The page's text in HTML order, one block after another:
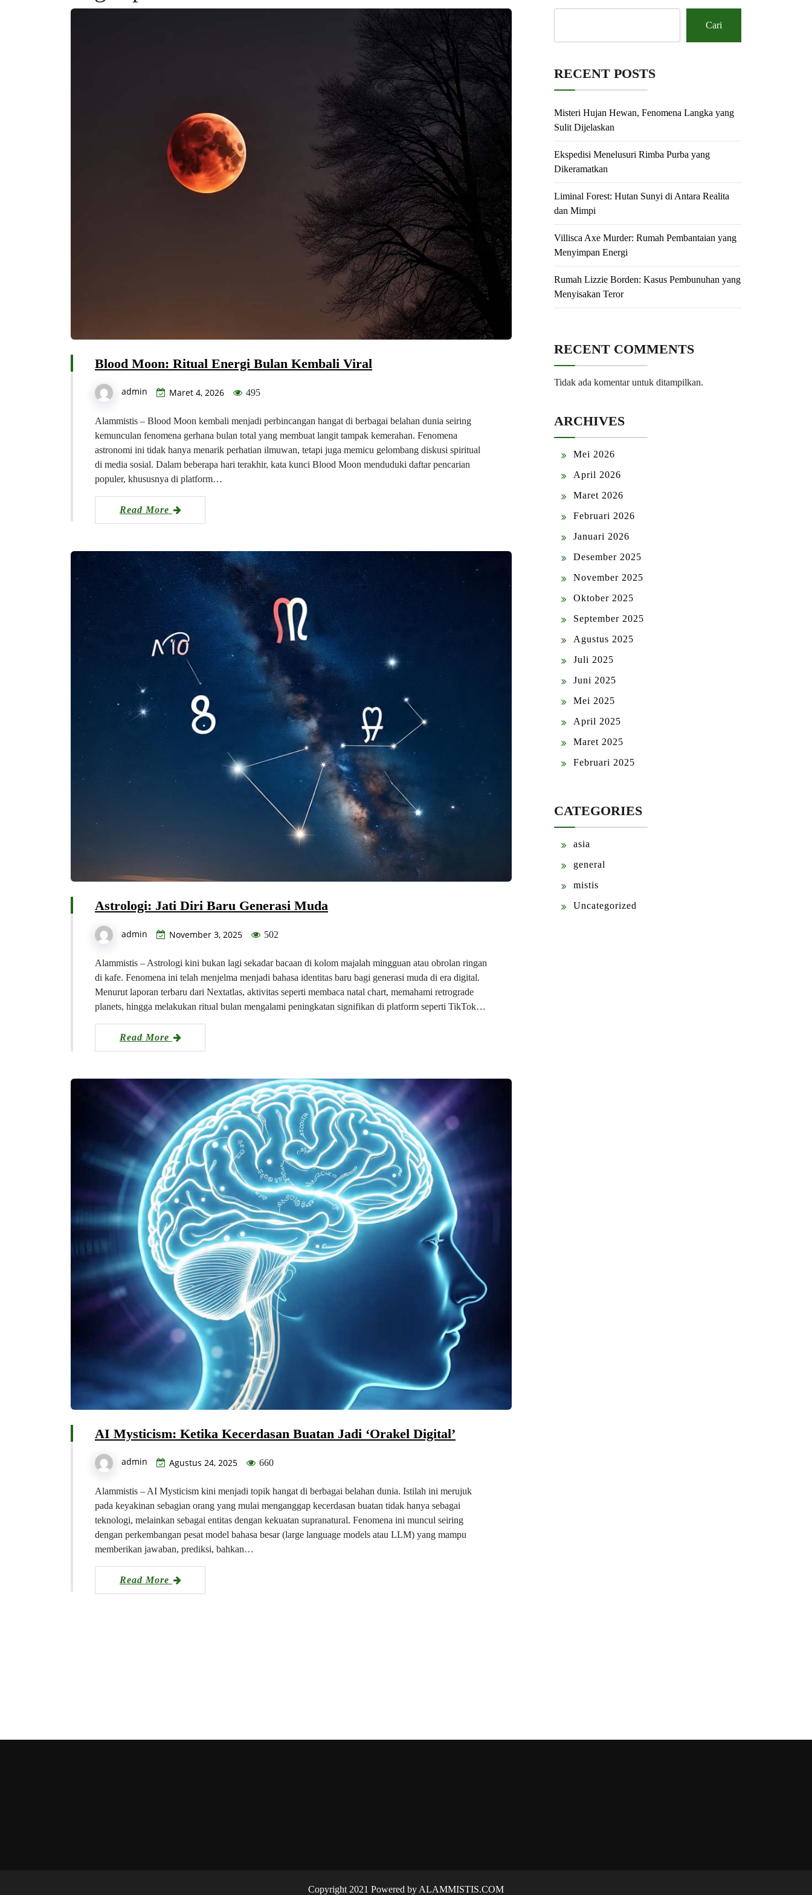
Blood Moon: Ritual Energi Bulan Kembali Viral
admin Maret 4, 2026 495
Alammistis – Blood Moon kembali menjadi perbincangan hangat di berbagai belahan dunia seiring
kemunculan fenomena gerhana bulan total yang membuat langit tampak kemerahan. Fenomena
astronomi ini tidak hanya menarik perhatian ilmuwan, tetapi juga memicu gelombang diskusi spiritual
di media sosial. Dalam beberapa hari terakhir, kata kunci Blood Moon menduduki daftar pencarian
populer, khususnya di platform…
Read More
Astrologi: Jati Diri Baru Generasi Muda
admin November 3, 2025 502
Alammistis – Astrologi kini bukan lagi sekadar bacaan di kolom majalah mingguan atau obrolan ringan
di kafe. Fenomena ini telah menjelma menjadi bahasa identitas baru bagi generasi muda di era digital.
Menurut laporan terbaru dari Nextatlas, aktivitas seperti membaca natal chart, memahami retrograde
planets, hingga melakukan ritual bulan mengalami peningkatan signifikan di platform seperti TikTok…
Read More
AI Mysticism: Ketika Kecerdasan Buatan Jadi ‘Orakel Digital’
admin Agustus 24, 2025 660
Alammistis – AI Mysticism kini menjadi topik hangat di berbagai belahan dunia. Istilah ini merujuk
pada keyakinan sebagian orang yang mulai menganggap kecerdasan buatan tidak hanya sebagai
teknologi, melainkan sebagai entitas dengan kekuatan supranatural. Fenomena ini muncul seiring
dengan perkembangan pesat model bahasa besar (large language models atau LLM) yang mampu
memberikan jawaban, prediksi, bahkan…
Read More
Cari
RECENT POSTS
Misteri Hujan Hewan, Fenomena Langka yang
Sulit Dijelaskan
Ekspedisi Menelusuri Rimba Purba yang
Dikeramatkan
Liminal Forest: Hutan Sunyi di Antara Realita
dan Mimpi
Villisca Axe Murder: Rumah Pembantaian yang
Menyimpan Energi
Rumah Lizzie Borden: Kasus Pembunuhan yang
Menyisakan Teror
RECENT COMMENTS
Tidak ada komentar untuk ditampilkan.
ARCHIVES
Mei 2026
April 2026
Maret 2026
Februari 2026
Januari 2026
Desember 2025
November 2025
Oktober 2025
September 2025
Agustus 2025
Juli 2025
Juni 2025
Mei 2025
April 2025
Maret 2025
Februari 2025
CATEGORIES
asia
general
mistis
Uncategorized
Copyright 2021 Powered by ALAMMISTIS.COM